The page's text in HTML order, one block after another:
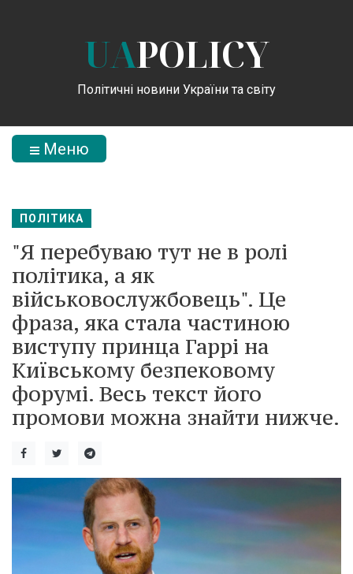
UAPOLICY
Політичні новини України та світу
Меню
ПОЛІТИКА
"Я перебуваю тут не в ролі
політика, а як
військовослужбовець". Це
фраза, яка стала частиною
виступу принца Гаррі на
Київському безпековому
форумі. Весь текст його
промови можна знайти нижче.